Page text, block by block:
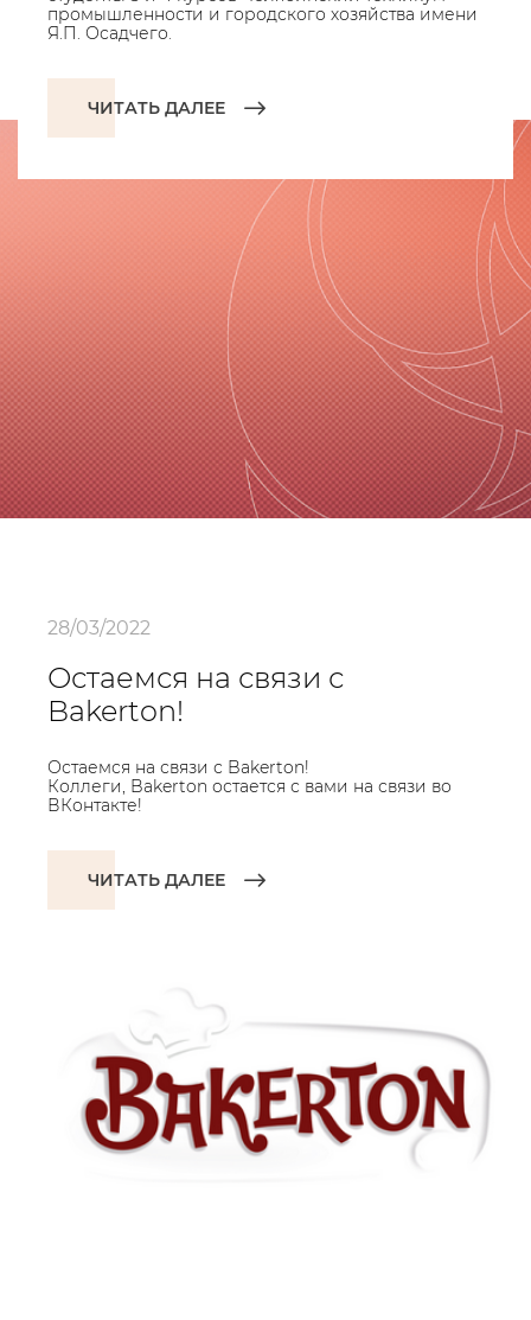
промышленности и городского хозяйства имени
Я.П. Осадчего.
ЧИТАТЬ ДАЛЕЕ
28/03/2022
Остаемся на связи с
Bakerton!
Остаемся на связи с Bakerton!
Коллеги, Bakerton остается с вами на связи во
ВКонтакте!
ЧИТАТЬ ДАЛЕЕ